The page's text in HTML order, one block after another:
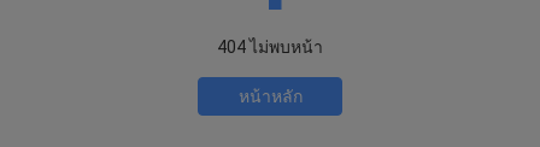
404 ไม่พบหน้า
หน้าหลัก